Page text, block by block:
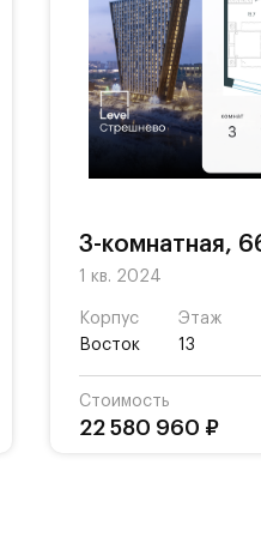
с
и
3-комнатная,
1 кв. 2024
Корпус
Восток
Этаж
13
Стоимость
22 580 960 ₽